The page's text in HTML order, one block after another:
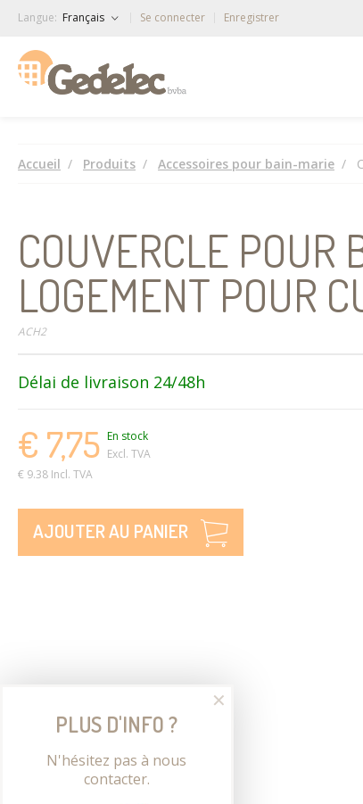
✕
PLUS D'INFO ?
N'hésitez pas à nous
contacter.
Langue: Français Se connecter Enregistrer
Accueil Produits Accessoires pour bain-marie
COUVERCLE POUR
LOGEMENT POUR
ACH2
Délai de livraison 24/48h
€ 7,75 En stock
Excl. TVA
€ 9.38 Incl. TVA
AJOUTER AU PANIER